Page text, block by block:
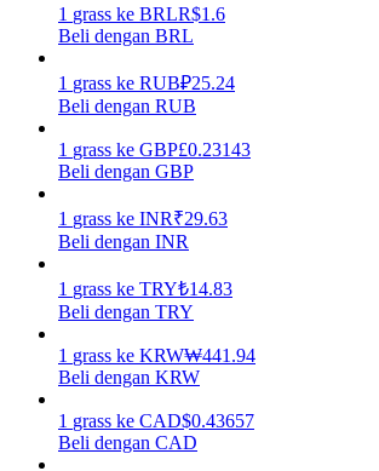
Babi Kekuatan
Mempertaruhkan
1 grass ke BRLR$1.6
Beli dengan BRL
1 grass ke RUB₽25.24
Beli dengan RUB
1 grass ke GBP£0.23143
Beli dengan GBP
1 grass ke INR₹29.63
Beli dengan INR
1 grass ke TRY₺14.83
Beli dengan TRY
1 grass ke KRW₩441.94
Beli dengan KRW
1 grass ke CAD$0.43657
Beli dengan CAD